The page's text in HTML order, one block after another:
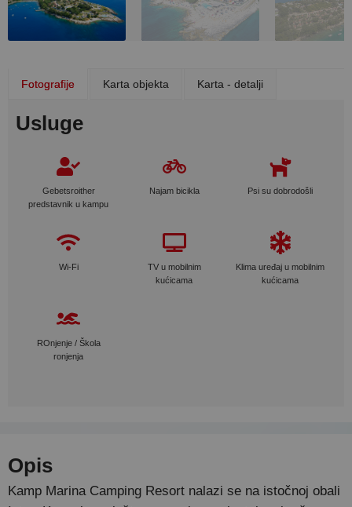
Fotografije Karta objekta Karta - detalji
Usluge
Gebetsroither
predstavnik u kampu
Najam bicikla Psi su dobrodošli
Wi-Fi
TV u mobilnim
kućicama
Klima uređaj u mobilnim
kućicama
ROnjenje / Škola
ronjenja
Opis
Kamp Marina Camping Resort nalazi se na istočnoj obali